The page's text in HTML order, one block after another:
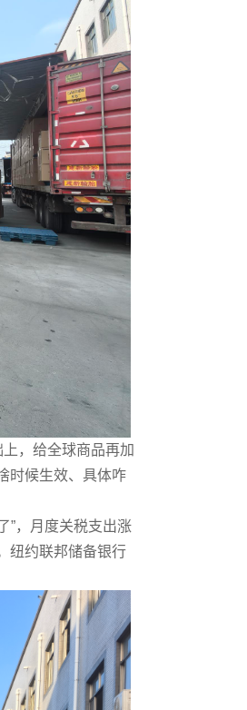
，给全球商品再加
时候生效、具体咋
，月度关税支出涨
纽约联邦储备银行